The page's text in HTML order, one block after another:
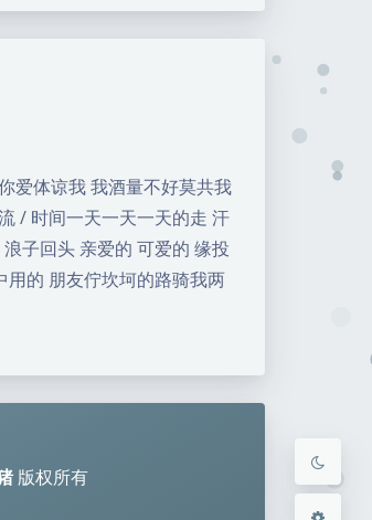
Sans Serif Serif
爱体谅我 我酒量不好莫共我
/ 时间一天一天一天的走 汗
子回头 亲爱的 可爱的 缘投
用的 朋友佇坎坷的路骑我两
版权所有